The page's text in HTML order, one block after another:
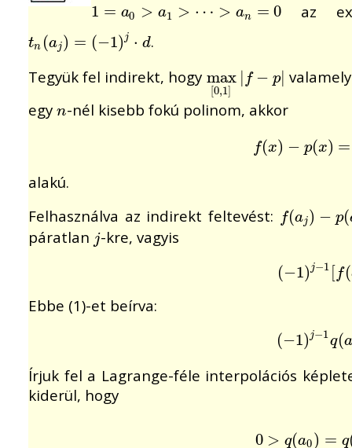
1 = a0 > a1 > ⋯ > an = 0
1 =a 0> a1>⋯ >a n = 0 az
tn (aj) = (−1) j ⋅ d
tn (aj)= (− 1)j⋅d
.
Tegyük fel indirekt, hogy max
[0,1]
f − p|
max 0,1] |f −p|
egy n
n-nél kisebb fokú polinom, akkor
f(x) − p(x) =
f(x)− p(x)=f(x )+
alakú.
Felhasználva az indirekt feltevést:
f(aj) − p(
f(aj)− p(aj)
páratlan j
j -kre, vagyis
(−1) j−1 [ f(
(−1)j−1[f(aj
Ebbe (1)-et beírva:
(−1)j−1q(a
(−1)j−1q(aj
Írjuk fel a Lagrange-féle interpolációs
kiderül, hogy
0 > q(a0) = q
0 >q (a0)=q(1 )=